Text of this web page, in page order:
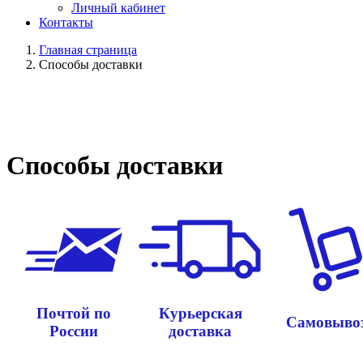
Личный кабинет
Контакты
Главная страница
Способы доставки
Способы доставки
Почтой по
России
Курьерская
доставка